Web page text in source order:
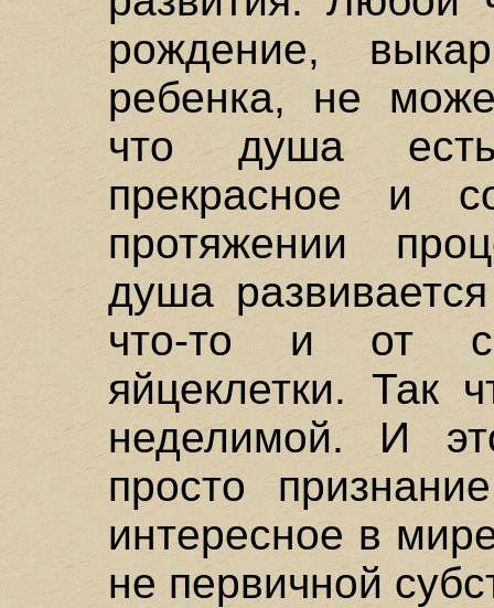
рождение,
ребенка, не
что душа
прекрасное и
протяжении
душа
что-то и от
яйцеклетки. Так
неделимой. И
просто
интересное в
не первичной